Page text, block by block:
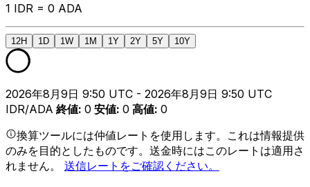
1 IDR = 0 ADA
12H 1D 1W 1M 1Y 2Y 5Y 10Y
2026年8月9日 9:50 UTC - 2026年8月9日 9:50 UTC
IDR/ADA 終値: 0 安値: 0 高値: 0
換算ツールには仲値レートを使用します。これは情報提供
のみを目的としたものです。送金時にはこのレートは適用さ
れません。 送信レートをご確認ください。